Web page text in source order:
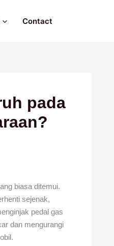
Contact
pada
biasa ditemui.
sejenak,
pedal gas
dan mengurangi